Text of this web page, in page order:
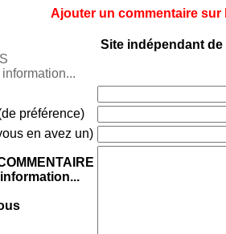
Ajouter un commentaire sur
Site indépendant de
préférence)
en avez un)